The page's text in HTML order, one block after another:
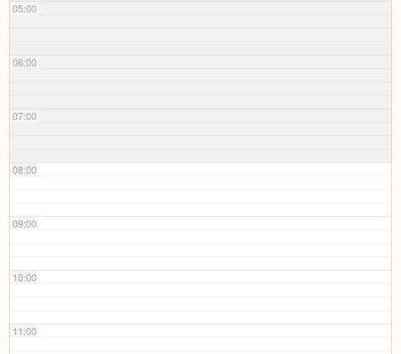
05:00
06:00
07:00
08:00
09:00
10:00
11:00